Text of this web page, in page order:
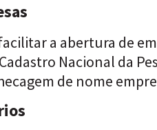
a abertura de
Nacional da
de nome